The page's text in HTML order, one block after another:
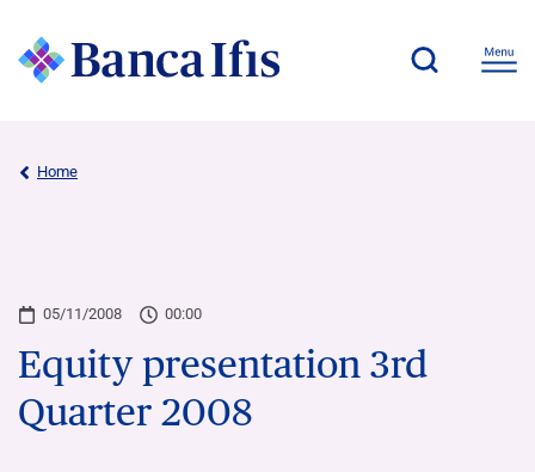
Home
05/11/2008 00:00
Equity presentation 3rd
Quarter 2008